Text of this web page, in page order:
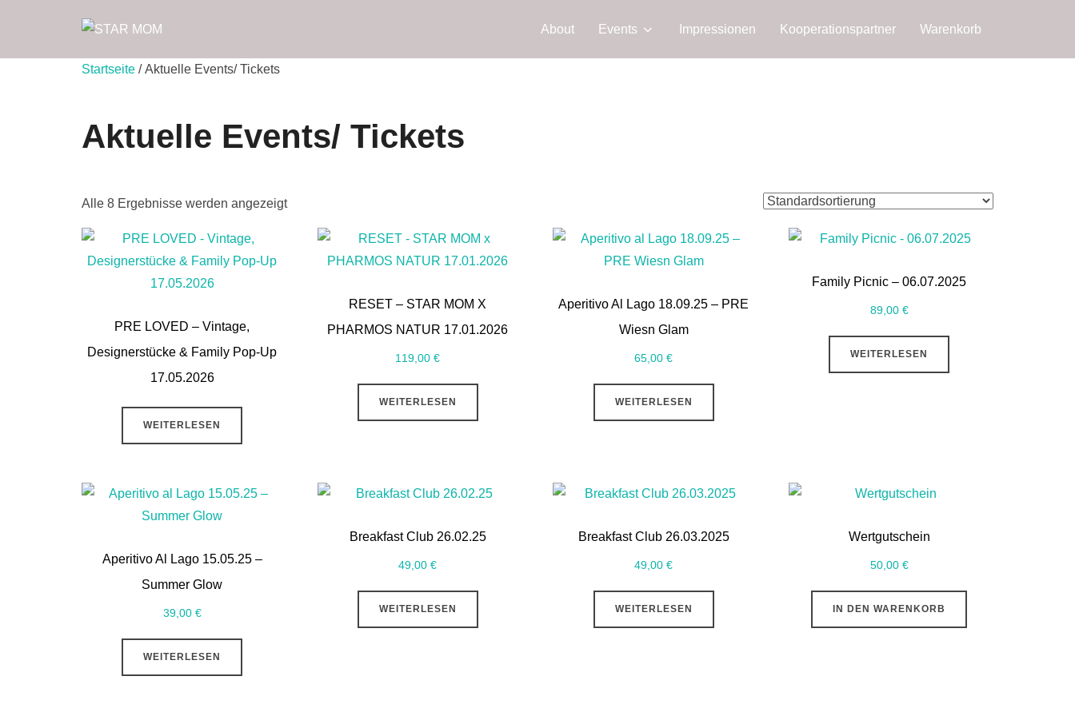
About Events Impressionen Kooperationspartner Warenkorb
Startseite / Aktuelle Events/ Tickets
Aktuelle Events/ Tickets
Alle 8 Ergebnisse werden angezeigt
PRE LOVED – Vintage,
Designerstücke & Family Pop-Up
17.05.2026
WEITERLESEN
RESET – STAR MOM X
PHARMOS NATUR 17.01.2026
119,00€
WEITERLESEN
Aperitivo Al Lago 18.09.25 – PRE
Wiesn Glam
65,00€
WEITERLESEN
Family Picnic – 06.07.2025
89,00 €
WEITERLESEN
Aperitivo Al Lago 15.05.25 –
Summer Glow
39,00 €
WEITERLESEN
Breakfast Club 26.02.25
49,00€
WEITERLESEN
Breakfast Club 26.03.2025
49,00€
WEITERLESEN
Wertgutschein
50,00 €
IN DEN WARENKORB